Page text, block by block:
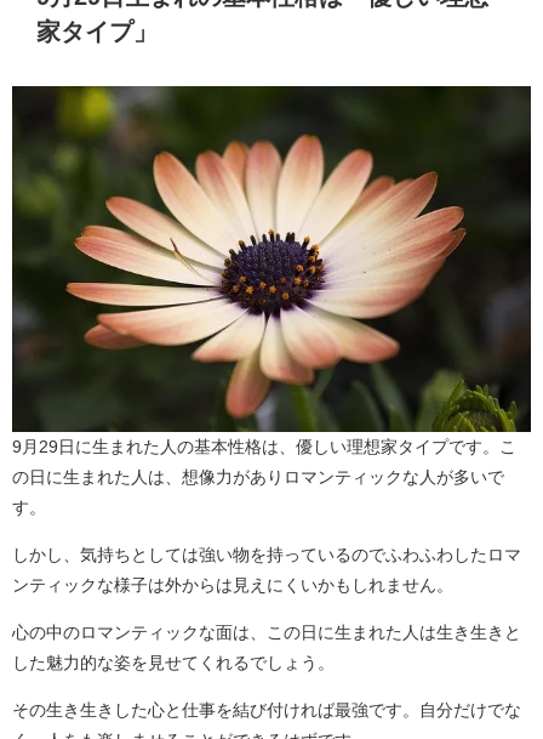
家タイプ」
9月29日に生まれた人の基本性格は、優しい理想家タイプです。こ
の日に生まれた人は、想像力がありロマンティックな人が多いで
す。
しかし、気持ちとしては強い物を持っているのでふわふわしたロマ
ンティックな様子は外からは見えにくいかもしれません。
心の中のロマンティックな面は、この日に生まれた人は生き生きと
した魅力的な姿を見せてくれるでしょう。
その生き生きした心と仕事を結び付ければ最強です。自分だけでな